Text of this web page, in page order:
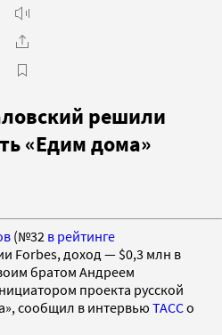
решили
«Едим дома»
(№32 в рейтинге
Forbes, доход — $0,3 млн в
братом Андреем
проекта русской
сообщил в интервью ТАССо